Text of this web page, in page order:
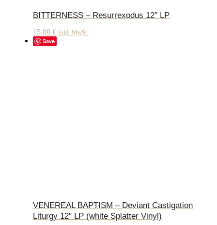
BITTERNESS – Resurrexodus 12″ LP
15,00 € inkl. MwSt.
Save
VENEREAL BAPTISM – Deviant Castigation
Liturgy 12″ LP (white Splatter Vinyl)